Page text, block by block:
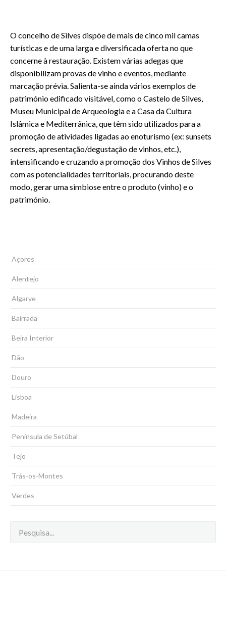
O concelho de Silves dispõe de mais de cinco mil camas
turísticas e de uma larga e diversificada oferta no que
concerne à restauração. Existem várias adegas que
disponibilizam provas de vinho e eventos, mediante
marcação prévia. Salienta-se ainda vários exemplos de
património edificado visitável, como o Castelo de Silves,
Museu Municipal de Arqueologia e a Casa da Cultura
Islâmica e Mediterrânica, que têm sido utilizados para a
promoção de atividades ligadas ao enoturismo (ex: sunsets
secrets, apresentação/degustação de vinhos, etc.),
intensificando e cruzando a promoção dos Vinhos de Silves
com as potencialidades territoriais, procurando deste
modo, gerar uma simbiose entre o produto (vinho) e o
património.
Açores
Alentejo
Algarve
Bairrada
Beira Interior
Dão
Douro
Lisboa
Madeira
Península de Setúbal
Tejo
Trás-os-Montes
Verdes